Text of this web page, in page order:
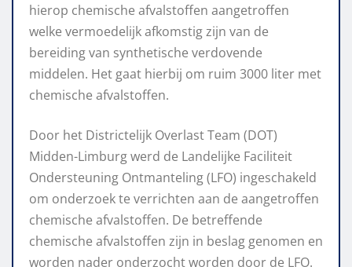
hierop chemische afvalstoffen aangetroffen
welke vermoedelijk afkomstig zijn van de
bereiding van synthetische verdovende
middelen. Het gaat hierbij om ruim 3000 liter met
chemische afvalstoffen.
Door het Districtelijk Overlast Team (DOT)
Midden-Limburg werd de Landelijke Faciliteit
Ondersteuning Ontmanteling (LFO) ingeschakeld
om onderzoek te verrichten aan de aangetroffen
chemische afvalstoffen. De betreffende
chemische afvalstoffen zijn in beslag genomen en
worden nader onderzocht worden door de LFO.